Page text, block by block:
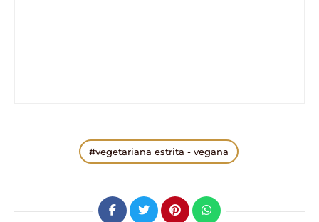
vegetariana estrita - vegana